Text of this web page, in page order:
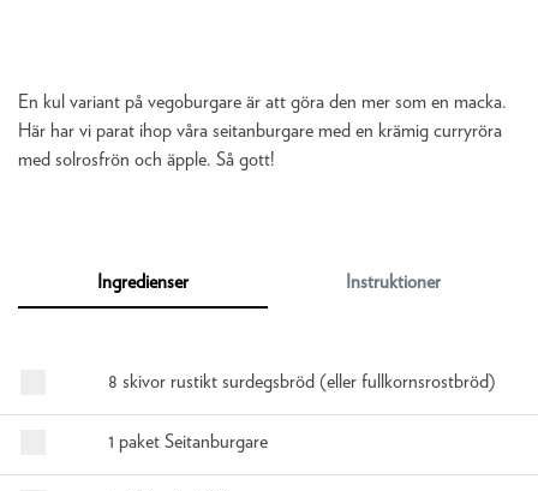
En kul variant på vegoburgare är att göra den mer som en macka.
Här har vi parat ihop våra seitanburgare med en krämig curryröra
med solrosfrön och äpple. Så gott!
Ingredienser Instruktioner
8 skivor rustikt surdegsbröd (eller fullkornsrostbröd)
1 paket Seitanburgare